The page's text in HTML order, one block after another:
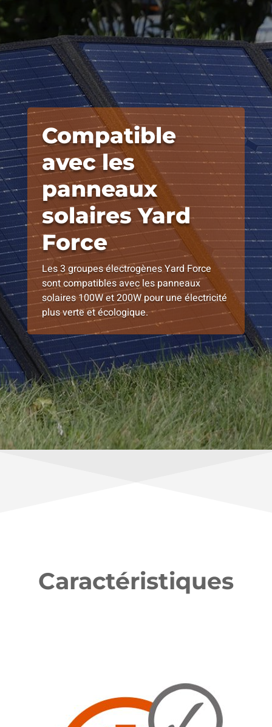
Compatible
avec les
panneaux
solaires Yard
Force
Les 3 groupes électrogènes Yard Force
sont compatibles avec les panneaux
solaires 100W et 200W pour une électricité
plus verte et écologique.
Caractéristiques